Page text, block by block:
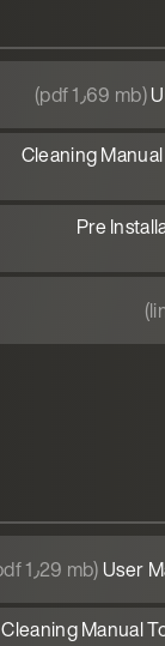
(pdf 1٫69 mb)
Cleaning
Pre
User (pdf 1٫29 mb)
Cleaning Manual